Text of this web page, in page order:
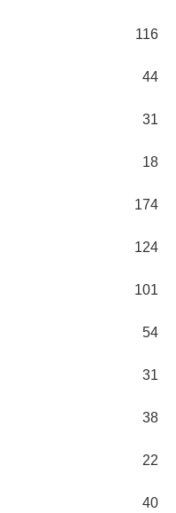
116
44
31
18
174
124
101
54
31
38
22
40